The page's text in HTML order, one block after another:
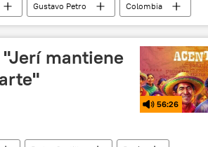
Gustavo Petro Colombia
mantiene
56:26